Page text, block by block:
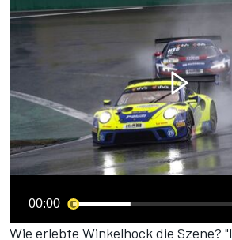
00:00
Wie erlebte Winkelhock die Szene?